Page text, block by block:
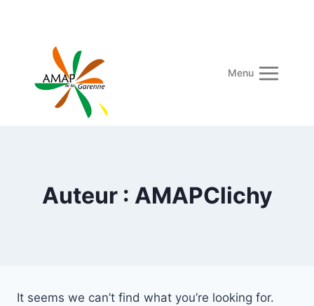
Menu
Auteur : AMAPClichy
It seems we can’t find what you’re looking for.